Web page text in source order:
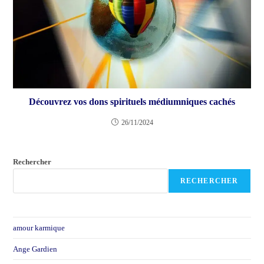
Découvrez vos dons spirituels médiumniques cachés
26/11/2024
Rechercher
RECHERCHER
amour karmique
Ange Gardien